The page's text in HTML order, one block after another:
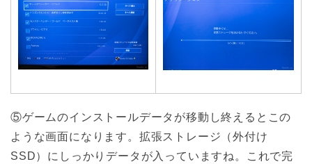
⑤ゲームのインストールデータが移動し終えるとこの
ような画面になります。拡張ストレージ（外付け
SSD）にしっかりデータが入っていますね。これで完